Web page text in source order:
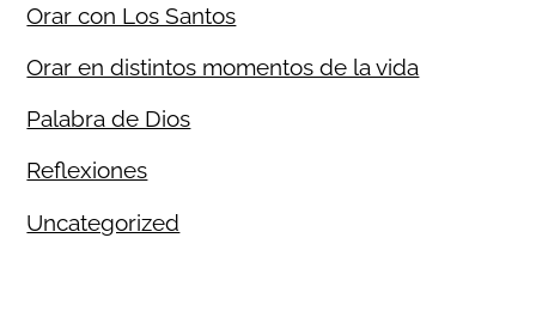
Orar con Los Santos
Orar en distintos momentos de la vida
Palabra de Dios
Reflexiones
Uncategorized